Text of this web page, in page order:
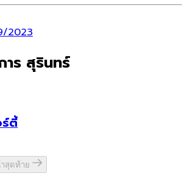
2023
าร สุรินทร์
ตี้
สุดท้าย